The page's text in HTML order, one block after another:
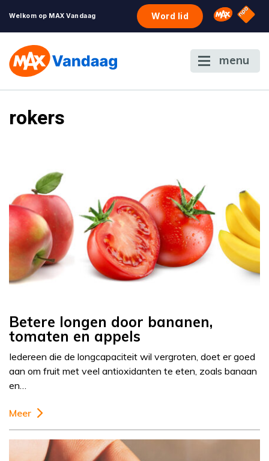
Welkom op MAX Vandaag Word lid Omroep
NPO
menu
rokers
Betere longen door bananen,
tomaten en appels
Iedereen die de longcapaciteit wil vergroten, doet er goed
aan om fruit met veel antioxidanten te eten, zoals banaan
en…
Meer